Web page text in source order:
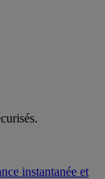
instantanée et